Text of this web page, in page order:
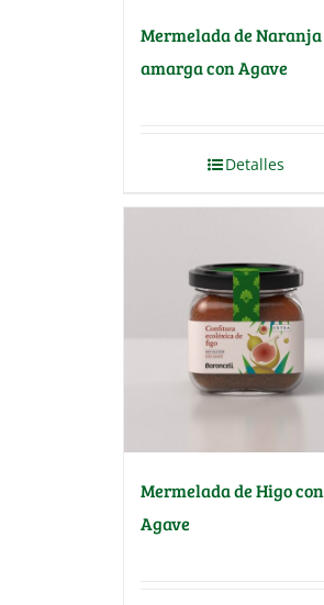
Mermelada de Naranja
amarga con Agave
Detalles
Mermelada de Higo con
Agave